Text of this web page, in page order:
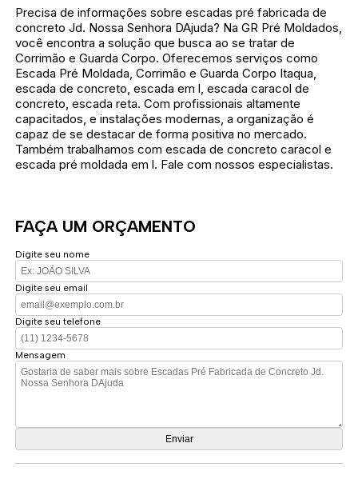
Precisa de informações sobre escadas pré fabricada de
concreto Jd. Nossa Senhora DAjuda? Na GR Pré Moldados,
você encontra a solução que busca ao se tratar de
Corrimão e Guarda Corpo. Oferecemos serviços como
Escada Pré Moldada, Corrimão e Guarda Corpo Itaqua,
escada de concreto, escada em l, escada caracol de
concreto, escada reta. Com profissionais altamente
capacitados, e instalações modernas, a organização é
capaz de se destacar de forma positiva no mercado.
Também trabalhamos com escada de concreto caracol e
escada pré moldada em l. Fale com nossos especialistas.
FAÇA UM ORÇAMENTO
Digite seu nome
Digite seu email
Digite seu telefone
Mensagem